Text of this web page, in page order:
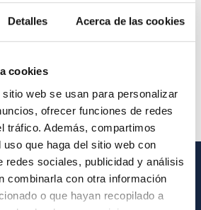
Detalles Acerca de las cookies
cookies
web se usan para personalizar
ofrecer funciones de redes
tráfico. Además, compartimos
que haga del sitio web con
redes sociales, publicidad y análisis
combinarla con otra información
o que hayan recopilado a